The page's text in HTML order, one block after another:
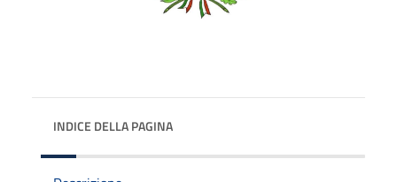
INDICE DELLA PAGINA